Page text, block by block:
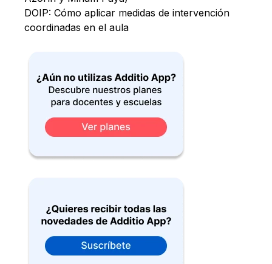
DOIP: Cómo aplicar medidas de intervención
coordinadas en el aula